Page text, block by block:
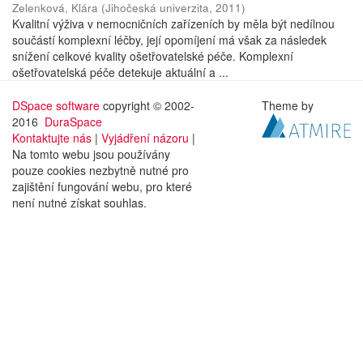
Zelenková, Klára (Jihočeská univerzita, 2011)
Kvalitní výživa v nemocničních zařízeních by měla být nedílnou
součástí komplexní léčby, její opomíjení má však za následek
snížení celkové kvality ošetřovatelské péče. Komplexní
ošetřovatelská péče detekuje aktuální a ...
DSpace software copyright © 2002-
2016 DuraSpace
Kontaktujte nás | Vyjádření názoru |
Na tomto webu jsou používány
pouze cookies nezbytně nutné pro
zajištění fungování webu, pro které
není nutné získat souhlas.
Theme by